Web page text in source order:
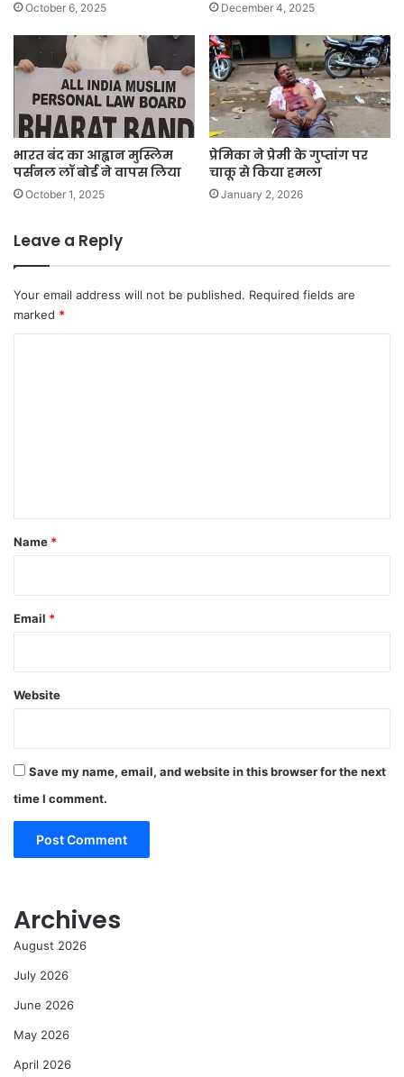
October 6, 2025 December 4, 2025
भारत बंद का आह्वान मुस्लिम
पर्सनल लॉ बोर्ड ने वापस लिया
October 1, 2025
प्रेमिका ने प्रेमी के गुप्तांग पर
चाकू से किया हमला
January 2, 2026
Leave a Reply
Your email address will not be published. Required fields are
marked *
*
Name *
Email *
Website
Save my name, email, and website in this browser for the next
time I comment.
Archives
August 2026
July 2026
June 2026
May 2026
April 2026